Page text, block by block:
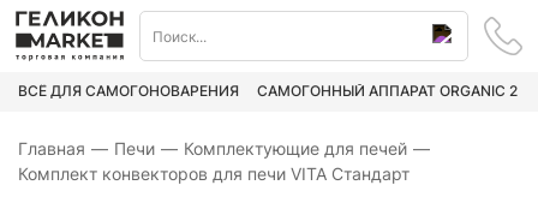
ВСЁ ДЛЯ САМОГОНОВАРЕНИЯ САМОГОННЫЙ АППАРАТ ORGANIC 2
Главная — Печи — Комплектующие для печей —
Комплект конвекторов для печи VITA Стандарт